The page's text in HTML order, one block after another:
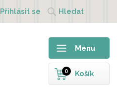
Přihlásit se Hledat
Menu
Košík
0